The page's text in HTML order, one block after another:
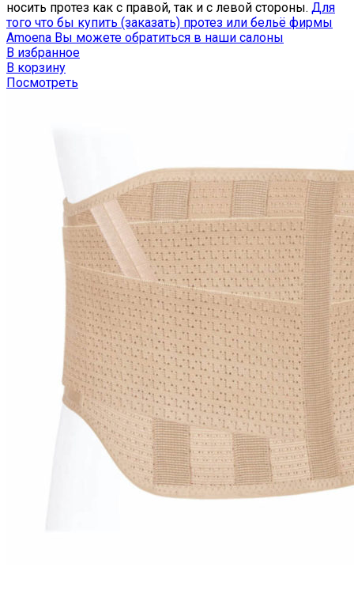
носить протез как с правой, так и с левой стороны. Для
того что бы купить (заказать) протез или бельё фирмы
Amoena Вы можете обратиться в наши салоны
В избранное
В корзину
Посмотреть